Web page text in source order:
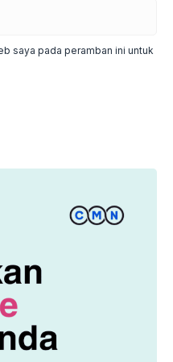
saya pada peramban ini untuk